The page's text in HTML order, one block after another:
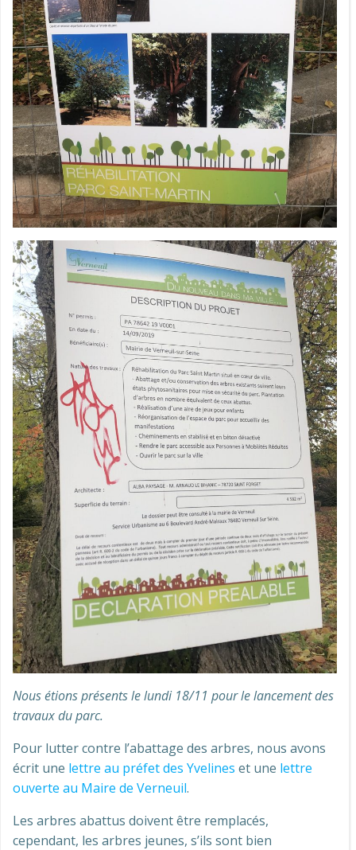
Nous étions présents le lundi 18/11 pour le lancement des
travaux du parc.
Pour lutter contre l’abattage des arbres, nous avons
écrit une lettre au préfet des Yvelines et une lettre
ouverte au Maire de Verneuil.
Les arbres abattus doivent être remplacés,
cependant, les arbres jeunes, s’ils sont bien